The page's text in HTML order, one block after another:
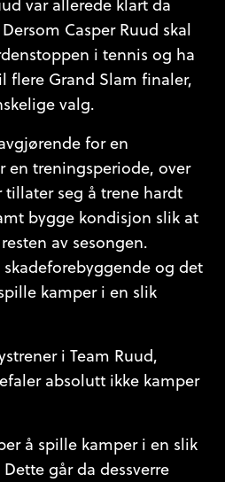
var allerede klart da
Casper Ruud skal
i tennis og ha
flere Grand Slam finaler,
valg.
for en
en treningsperiode, over
tillater seg å trene hardt
bygge kondisjon slik at
av sesongen.
skadeforebyggende og det
kamper i en slik
i Team Ruud,
absolutt ikke kamper
å spille kamper i en slik
går da dessverre